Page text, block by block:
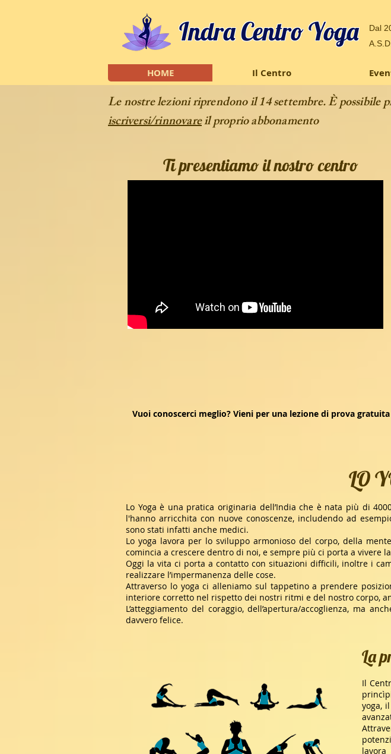
Indra Centro Yoga A.S.D.
Dal
HOME Il Centro
Le nostre lezioni riprendono il 14 settembre. È possibile
iscriversi/rinnovareil proprio abbonamento
Ti presentiamo il nostro centro
Vuoi conoscerci meglio? Vieni per una lezione di prova gratuita
LO
Lo Yoga è una pratica originaria dell’India che è nata più di
l'hanno arricchita con nuove conoscenze, includendo ad
sono stati infatti anche medici.
Lo yoga lavora per lo sviluppo armonioso del corpo, della
comincia a crescere dentro di noi, e sempre più ci porta a vivere
Oggi la vita ci porta a contatto con situazioni difficili, inoltre i
realizzare l’impermanenza delle cose.
Attraverso lo yoga ci alleniamo sul tappetino a prendere
interiore corretto nel rispetto dei nostri ritmi e del nostro corpo,
L’atteggiamento del coraggio, dell’apertura/accoglienza, ma
davvero felice.
La
Il
yoga,